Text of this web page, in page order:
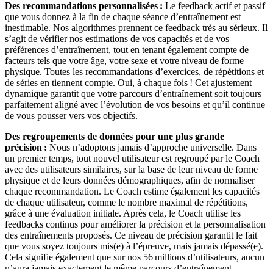
Des recommandations personnalisées : Le feedback actif et passif
que vous donnez à la fin de chaque séance d’entraînement est
inestimable. Nos algorithmes prennent ce feedback très au sérieux. Il
s’agit de vérifier nos estimations de vos capacités et de vos
préférences d’entraînement, tout en tenant également compte de
facteurs tels que votre âge, votre sexe et votre niveau de forme
physique. Toutes les recommandations d’exercices, de répétitions et
de séries en tiennent compte. Oui, à chaque fois ! Cet ajustement
dynamique garantit que votre parcours d’entraînement soit toujours
parfaitement aligné avec l’évolution de vos besoins et qu’il continue
de vous pousser vers vos objectifs.
Des regroupements de données pour une plus grande
précision : Nous n’adoptons jamais d’approche universelle. Dans
un premier temps, tout nouvel utilisateur est regroupé par le Coach
avec des utilisateurs similaires, sur la base de leur niveau de forme
physique et de leurs données démographiques, afin de normaliser
chaque recommandation. Le Coach estime également les capacités
de chaque utilisateur, comme le nombre maximal de répétitions,
grâce à une évaluation initiale. Après cela, le Coach utilise les
feedbacks continus pour améliorer la précision et la personnalisation
des entraînements proposés. Ce niveau de précision garantit le fait
que vous soyez toujours mis(e) à l’épreuve, mais jamais dépassé(e).
Cela signifie également que sur nos 56 millions d’utilisateurs, aucun